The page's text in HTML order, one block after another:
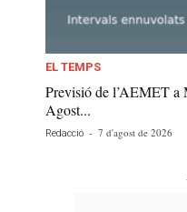
EL TEMPS
Previsió de l’AEMET a
Agost...
Redacció - 7 d'agost de 2026